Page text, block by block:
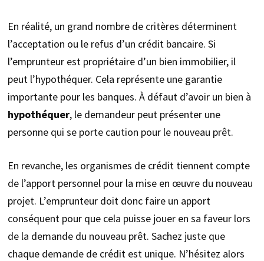
En réalité, un grand nombre de critères déterminent
l’acceptation ou le refus d’un crédit bancaire. Si
l’emprunteur est propriétaire d’un bien immobilier, il
peut l’hypothéquer. Cela représente une garantie
importante pour les banques. À défaut d’avoir un bien à
hypothéquer, le demandeur peut présenter une
personne qui se porte caution pour le nouveau prêt.
En revanche, les organismes de crédit tiennent compte
de l’apport personnel pour la mise en œuvre du nouveau
projet. L’emprunteur doit donc faire un apport
conséquent pour que cela puisse jouer en sa faveur lors
de la demande du nouveau prêt. Sachez juste que
chaque demande de crédit est unique. N’hésitez alors